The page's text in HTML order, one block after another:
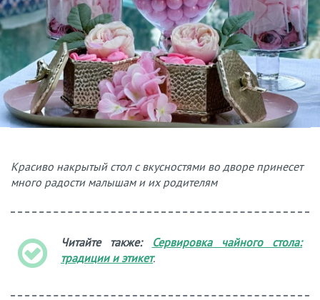
Красиво накрытый стол с вкусностями во дворе принесет
много радости малышам и их родителям
Читайте также:
Сервировка чайного стола:
традиции и этикет.